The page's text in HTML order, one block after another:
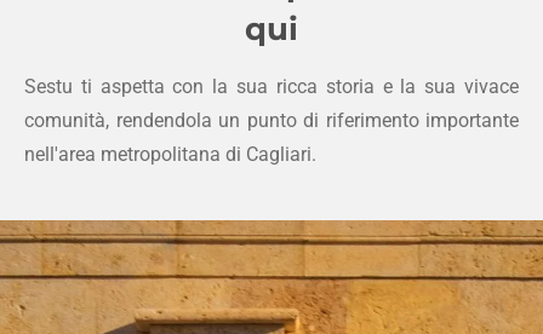
qui
Sestu ti aspetta con la sua ricca storia e la sua vivace
comunità, rendendola un punto di riferimento importante
nell'area metropolitana di Cagliari.